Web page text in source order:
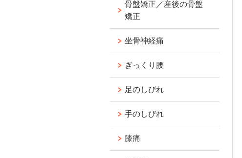
骨盤矯正／産後の骨盤
矯正
坐骨神経痛
ぎっくり腰
足のしびれ
手のしびれ
膝痛